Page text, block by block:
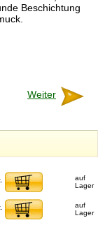
Beschichtung
Weiter
auf
Lager
auf
Lager